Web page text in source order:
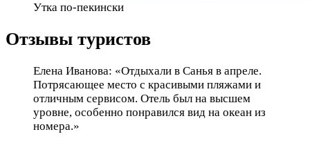
Утка по-пекински
Отзывы туристов
Елена Иванова: «Отдыхали в Санья в апреле.
Потрясающее место с красивыми пляжами и
отличным сервисом. Отель был на высшем
уровне, особенно понравился вид на океан из
номера.»